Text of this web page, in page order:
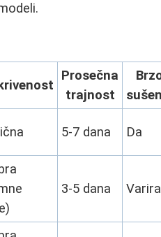
Prosečna
trajnost
5-7 dana Da
3-5 dana Varira